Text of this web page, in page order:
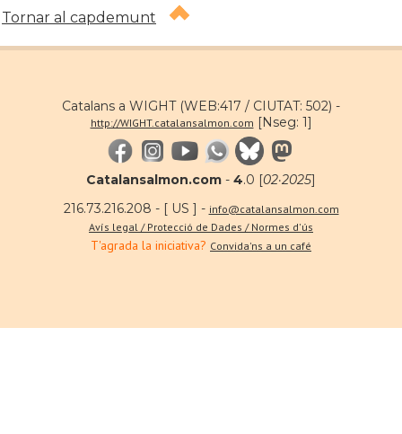
Tornar al capdemunt
Catalans a WIGHT (WEB:417 / CIUTAT: 502) -
http://WIGHT.catalansalmon.com [Nseg: 1]
Catalansalmon.com - 4.0 [02·2025]
216.73.216.208 - [ US ] - info@catalansalmon.com
Avís legal / Protecció de Dades / Normes d'ús
T'agrada la iniciativa? Convida'ns a un café